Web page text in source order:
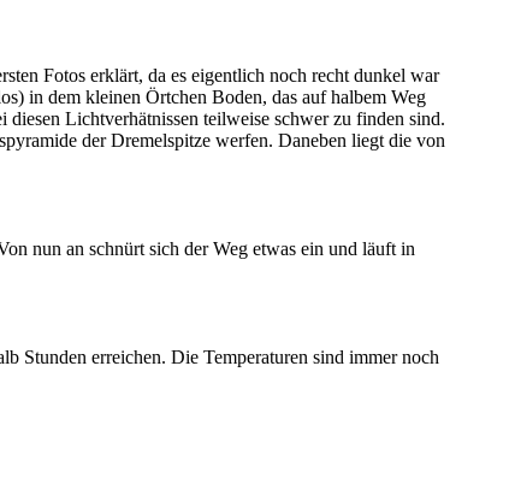
Fotos erklärt, da es eigentlich noch recht dunkel war
in dem kleinen Örtchen Boden, das auf halbem Weg
Lichtverhätnissen teilweise schwer zu finden sind.
der Dremelspitze werfen. Daneben liegt die von
nun an schnürt sich der Weg etwas ein und läuft in
Stunden erreichen. Die Temperaturen sind immer noch